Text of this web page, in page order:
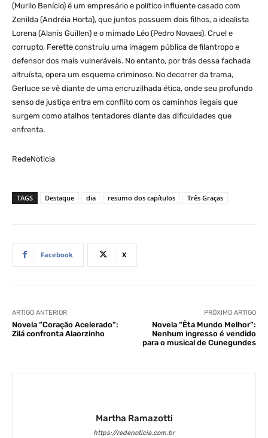
(Murilo Benício) é um empresário e político influente casado com
Zenilda (Andréia Horta), que juntos possuem dois filhos, a idealista
Lorena (Alanis Guillen) e o mimado Léo (Pedro Novaes). Cruel e
corrupto, Ferette construiu uma imagem pública de filantropo e
defensor dos mais vulneráveis. No entanto, por trás dessa fachada
altruísta, opera um esquema criminoso. No decorrer da trama,
Gerluce se vê diante de uma encruzilhada ética, onde seu profundo
senso de justiça entra em conflito com os caminhos ilegais que
surgem como atalhos tentadores diante das dificuldades que
enfrenta.
RedeNoticia
TAGS Destaque dia resumo dos capítulos Três Graças
Facebook X
ARTIGO ANTERIOR
Novela “Coração Acelerado”:
Zilá confronta Alaorzinho
PRÓXIMO ARTIGO
Novela “Êta Mundo Melhor”:
Nenhum ingresso é vendido
para o musical de Cunegundes
Martha Ramazotti
https://redenoticia.com.br